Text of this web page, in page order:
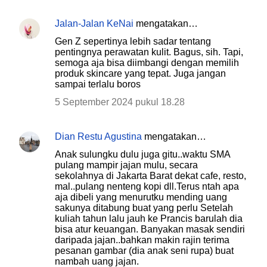
Jalan-Jalan KeNai mengatakan…
Gen Z sepertinya lebih sadar tentang
pentingnya perawatan kulit. Bagus, sih. Tapi,
semoga aja bisa diimbangi dengan memilih
produk skincare yang tepat. Juga jangan
sampai terlalu boros
5 September 2024 pukul 18.28
Dian Restu Agustina mengatakan…
Anak sulungku dulu juga gitu..waktu SMA
pulang mampir jajan mulu, secara
sekolahnya di Jakarta Barat dekat cafe, resto,
mal..pulang nenteng kopi dll.Terus ntah apa
aja dibeli yang menurutku mending uang
sakunya ditabung buat yang perlu Setelah
kuliah tahun lalu jauh ke Prancis barulah dia
bisa atur keuangan. Banyakan masak sendiri
daripada jajan..bahkan makin rajin terima
pesanan gambar (dia anak seni rupa) buat
nambah uang jajan.